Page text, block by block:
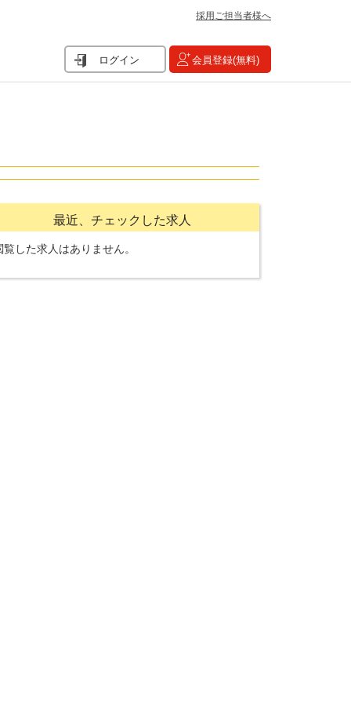
採用ご担当者様へ
ログイン 会員登録(無料)
最近、チェックした求人
覧した求人はありません。